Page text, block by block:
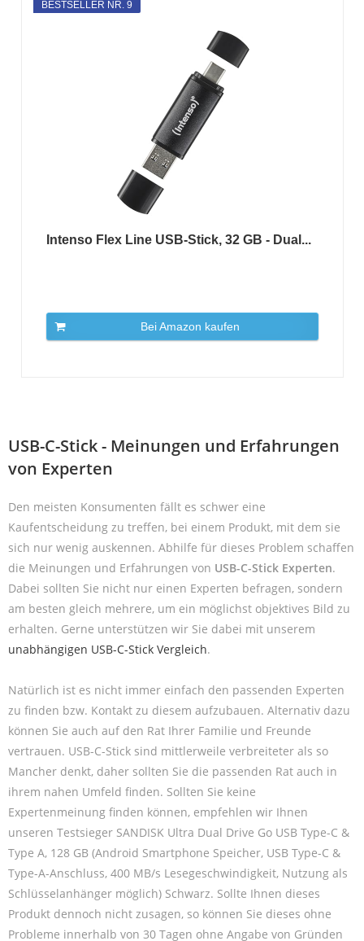
BESTSELLER NR. 9
Intenso Flex Line USB-Stick, 32 GB - Dual...
Bei Amazon kaufen
USB-C-Stick - Meinungen und Erfahrungen
von Experten
Den meisten Konsumenten fällt es schwer eine
Kaufentscheidung zu treffen, bei einem Produkt, mit dem sie
sich nur wenig auskennen. Abhilfe für dieses Problem schaffen
die Meinungen und Erfahrungen von USB-C-Stick Experten.
Dabei sollten Sie nicht nur einen Experten befragen, sondern
am besten gleich mehrere, um ein möglichst objektives Bild zu
erhalten. Gerne unterstützen wir Sie dabei mit unserem
unabhängigen USB-C-Stick Vergleich.
Natürlich ist es nicht immer einfach den passenden Experten
zu finden bzw. Kontakt zu diesem aufzubauen. Alternativ dazu
können Sie auch auf den Rat Ihrer Familie und Freunde
vertrauen. USB-C-Stick sind mittlerweile verbreiteter als so
Mancher denkt, daher sollten Sie die passenden Rat auch in
ihrem nahen Umfeld finden. Sollten Sie keine
Expertenmeinung finden können, empfehlen wir Ihnen
unseren Testsieger SANDISK Ultra Dual Drive Go USB Type-C &
Type A, 128 GB (Android Smartphone Speicher, USB Type-C &
Type-A-Anschluss, 400 MB/s Lesegeschwindigkeit, Nutzung als
Schlüsselanhänger möglich) Schwarz. Sollte Ihnen dieses
Produkt dennoch nicht zusagen, so können Sie dieses ohne
Probleme innerhalb von 30 Tagen ohne Angabe von Gründen